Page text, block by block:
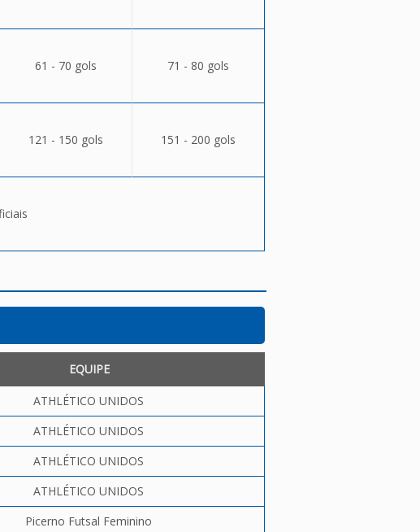
61 - 70 gols 71 - 80 gols
121 - 150 gols 151 - 200 gols
EQUIPE
ATHLÉTICO UNIDOS
ATHLÉTICO UNIDOS
ATHLÉTICO UNIDOS
ATHLÉTICO UNIDOS
Picerno Futsal Feminino